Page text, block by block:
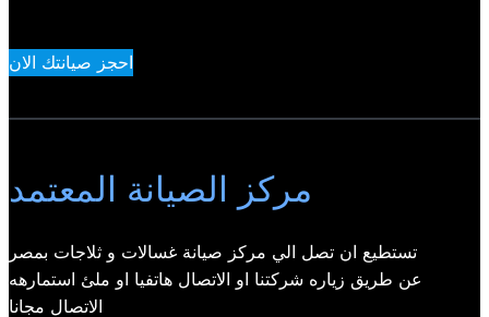
احجز صيانتك الان
مركز الصيانة المعتمد
تستطيع ان تصل الي مركز صيانة غسالات و ثلاجات بمصر
عن طريق زياره شركتنا او الاتصال هاتفيا او ملئ استمارهه
الاتصال مجانا